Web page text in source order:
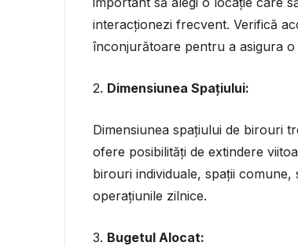
interacționezi frecvent. Verifică
înconjurătoare pentru a asigura
2. Dimensiunea Spațiului:
Dimensiunea spațiului de birouri
ofere posibilități de extindere
birouri individuale, spații
operațiunile zilnice.
3. Bugetul Alocat: